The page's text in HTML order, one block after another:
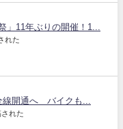
」11年ぶりの開催！1...
れた
線開通へ バイクも...
れた